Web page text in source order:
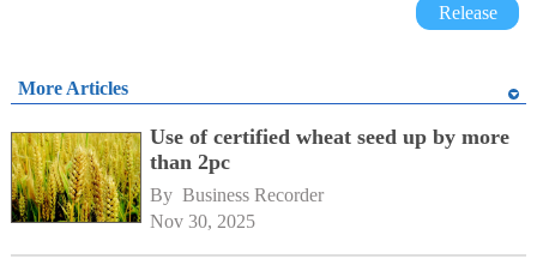
Release
More Articles
Use of certified wheat seed up by more
than 2pc
By Business Recorder
Nov 30, 2025